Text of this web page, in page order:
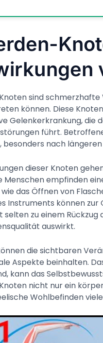
sind schmerzhafte
können. Diese
Gelenkerkrankung, die
führt.
besonders nach
dieser Knoten
Menschen empfinden
das Öffnen von
Instruments können zur
selten zu einem
auswirkt.
die sichtbaren
Aspekte beinhalten.
kann das
nicht nur ein
Wohlbefinden